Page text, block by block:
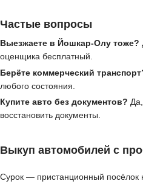
Частые вопросы
Выезжаете в Йошкар-Олу тоже?
оценщика бесплатный.
Берёте коммерческий
любого состояния.
Купите авто без документов?
восстановить документы.
Выкуп автомобилей с
Сурок — пристанционный